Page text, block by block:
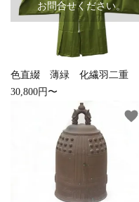
お問合せください。
色直綴 薄緑 化繊羽二重
30,800円〜
favorite